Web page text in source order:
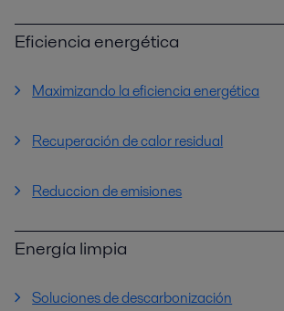
Eficiencia energética
Maximizando la eficiencia energética
Recuperación de calor residual
Reduccion de emisiones
Energía limpia
Soluciones de descarbonización